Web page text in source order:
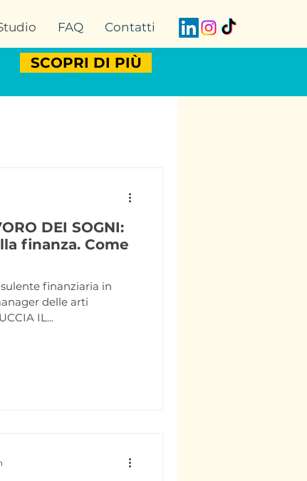
FAQ Contatti
SCOPRI DI PIÙ
DEI SOGNI:
finanza. Come
finanziaria in
delle arti
SBUCCIA IL...